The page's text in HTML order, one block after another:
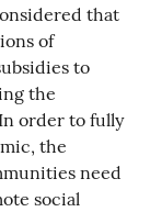
that
of
to
the
order to fully
the
need
social